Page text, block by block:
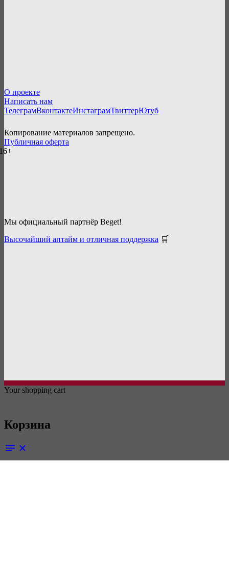
О проекте
Написать нам
ТелеграмВконтактеИнстаграмТвиттерЮтуб
Копирование материалов запрещено.
Публичная оферта
Мы официальный партнёр Beget!
Высочайший аптайм и отличная поддержка 🛒
Your shopping cart
Корзина